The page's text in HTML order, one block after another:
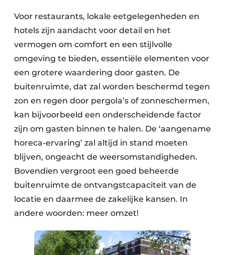
Voor restaurants, lokale eetgelegenheden en
hotels zijn aandacht voor detail en het
vermogen om comfort en een stijlvolle
omgeving te bieden, essentiële elementen voor
een grotere waardering door gasten. De
buitenruimte, dat zal worden beschermd tegen
zon en regen door pergola’s of zonneschermen,
kan bijvoorbeeld een onderscheidende factor
zijn om gasten binnen te halen. De ‘aangename
horeca-ervaring’ zal altijd in stand moeten
blijven, ongeacht de weersomstandigheden.
Bovendien vergroot een goed beheerde
buitenruimte de ontvangstcapaciteit van de
locatie en daarmee de zakelijke kansen. In
andere woorden: meer omzet!